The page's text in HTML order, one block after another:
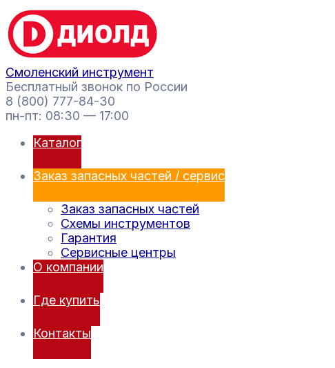
Перейти
к
содержимому
Смоленский инструмент
Бесплатный звонок по России
8 (800) 777-84-30
пн-пт: 08:30 — 17:00
Каталог
Заказ запасных частей / сервис
Заказ запасных частей
Схемы инструментов
Гарантия
Сервисные центры
О компании
Где купить
Контакты
Поиск
товаров